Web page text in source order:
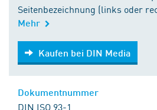
Seitenbezeichnung (links oder
Mehr
Kaufen bei DIN Media
Kaufen bei DIN Media
DIN ISO 93-1